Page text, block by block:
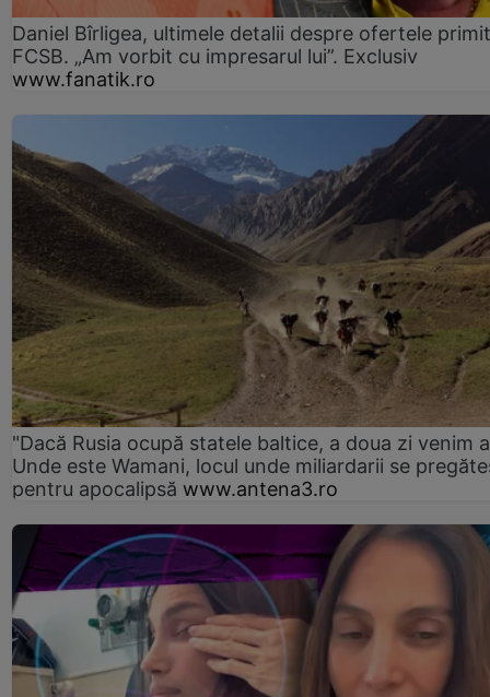
Daniel Bîrligea, ultimele detalii despre ofertele
FCSB. „Am vorbit cu impresarul lui”. Exclusiv
www.fanatik.ro
"Dacă Rusia ocupă statele baltice, a doua zi venim
Unde este Wamani, locul unde miliardarii se
pentru apocalipsă www.antena3.ro